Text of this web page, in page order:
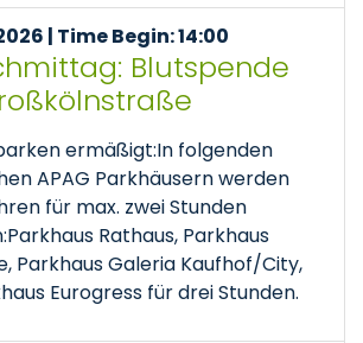
| Time Begin: 14:00
Blutspende
ermäßigt:In folgenden
APAG Parkhäusern werden
für max. zwei Stunden
Rathaus, Parkhaus
Parkhaus Galeria Kaufhof/City,
Eurogress für drei Stunden.